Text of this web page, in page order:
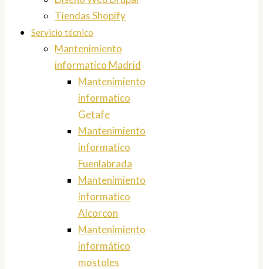
Tiendas Shopify
Servicio técnico
Mantenimiento
informatico Madrid
Mantenimiento
informatico
Getafe
Mantenimiento
informatico
Fuenlabrada
Mantenimiento
informatico
Alcorcon
Mantenimiento
informático
mostoles